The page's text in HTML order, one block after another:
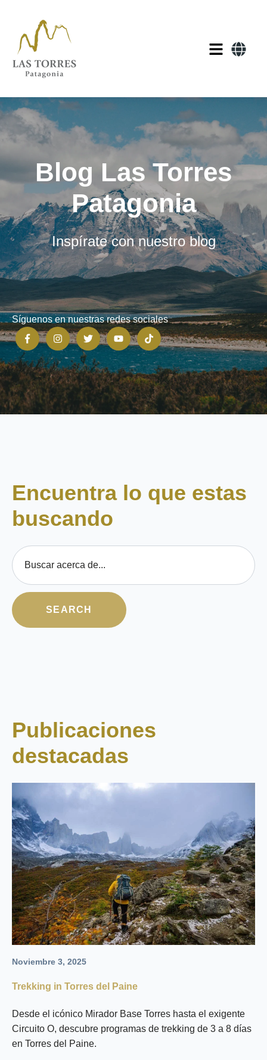
Blog Las Torres
Patagonia
Inspírate con nuestro blog
Síguenos en nuestras redes sociales
Encuentra lo que estas
buscando
Esto es un campo de búsqueda con una función de texto
SEARCH
Publicaciones
destacadas
Noviembre 3, 2025
Trekking in Torres del Paine
Desde el icónico Mirador Base Torres hasta el exigente
Circuito O, descubre programas de trekking de 3 a 8 días
en Torres del Paine.